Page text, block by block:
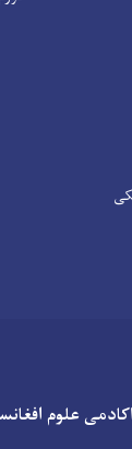
اکادمی علوم